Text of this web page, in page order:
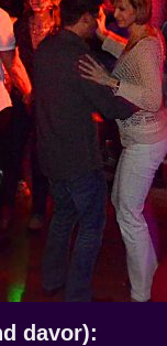
davor):